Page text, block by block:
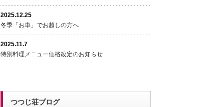
2025.12.25
冬季「お車」でお越しの方へ
2025.11.7
特別料理メニュー価格改定のお知らせ
つつじ荘ブログ